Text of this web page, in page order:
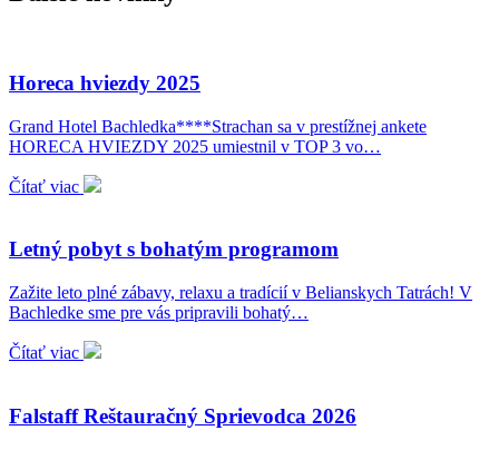
Horeca hviezdy 2025
Grand Hotel Bachledka****Strachan sa v prestížnej ankete
HORECA HVIEZDY 2025 umiestnil v TOP 3 vo…
Čítať viac
Letný pobyt s bohatým programom
Zažite leto plné zábavy, relaxu a tradícií v Belianskych Tatrách! V
Bachledke sme pre vás pripravili bohatý…
Čítať viac
Falstaff Reštauračný Sprievodca 2026